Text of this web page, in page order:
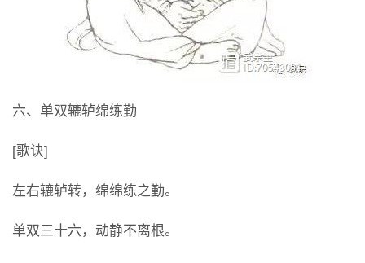
六、单双辘轳绵练勤
[歌诀]
左右辘轳转，绵绵练之勤。
单双三十六，动静不离根。